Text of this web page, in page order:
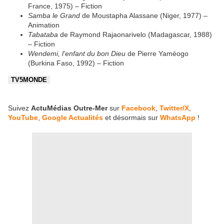
France, 1975) – Fiction
Samba le Grand de Moustapha Alassane (Niger, 1977) –
Animation
Tabataba de Raymond Rajaonarivelo (Madagascar, 1988)
– Fiction
Wendemi, l'enfant du bon Dieu de Pierre Yaméogo
(Burkina Faso, 1992) – Fiction
TV5MONDE
Suivez ActuMédias Outre-Mersur Facebook Twitter/X
YouTube Google Actualités et désormais sur WhatsApp !